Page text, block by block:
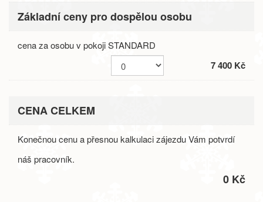
Základní ceny pro dospělou osobu
cena za osobu v pokoji STANDARD
7 400 Kč
CENA CELKEM
Konečnou cenu a přesnou kalkulaci zájezdu Vám potvrdí
náš pracovník.
0 Kč